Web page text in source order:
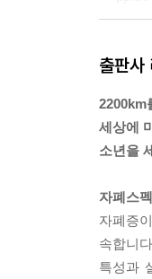
전문가
전문가
전문가
전문가
전문가
전문가
전문가
전문가
전문가
실에서
깨닫는
--- p.94
해주라
않을 때
과 포용
출판사
2200km
세상에
소년을
자폐스
자폐증
속합니
특성과